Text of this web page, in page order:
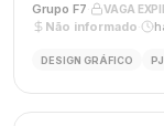
Grupo F7 VAGA
Não informado
DESIGN GRÁFICO PJ